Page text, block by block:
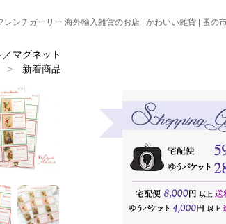
ンチガーリー 海外輸入雑貨のお店 | かわいい雑貨 | 蚤の
マグネット
>
新着商品
スーベニア
） 輸入 雑貨
かわいい雑貨
フレンチ雑貨
ガーリー 雑貨
フランス 雑貨